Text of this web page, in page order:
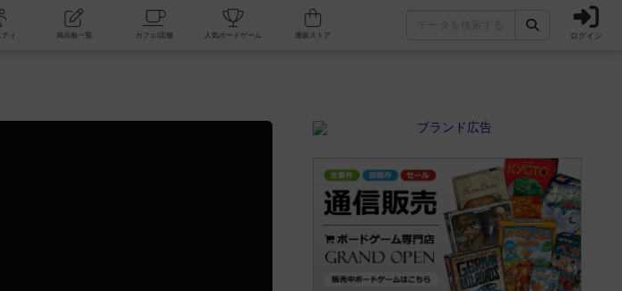
コミュニティ 掲示板一覧 カフェ/店舗 人気ボードゲーム ログイン